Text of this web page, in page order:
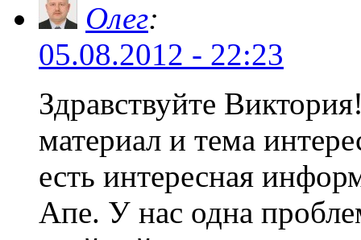
Олег:
05.08.2012 - 22:23
Здравствуйте
материал и тема
есть интересная
Апе. У нас одна